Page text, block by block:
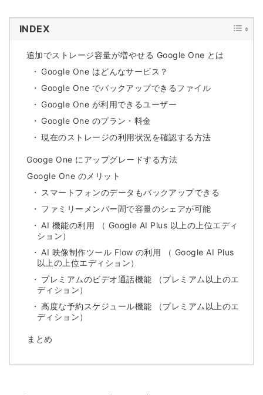
INDEX
追加でストレージ容量が増やせる Google One とは
Google One はどんなサービス？
Google One でバックアップできるファイル
Google One が利用できるユーザー
Google One のプラン・料金
現在のストレージの利用状況を確認する方法
Googe One にアップグレードする方法
Google One のメリット
スマートフォンのデータもバックアップできる
ファミリーメンバー間で容量のシェアが可能
AI 機能の利用 （ Google AI Plus 以上の上位エディ
ション）
AI 映像制作ツール Flow の利用 （ Google AI Plus
以上の上位エディション）
プレミアムのビデオ通話機能 （プレミアム以上のエ
ディション）
高度な予約スケジュール機能 （プレミアム以上のエ
ディション）
まとめ